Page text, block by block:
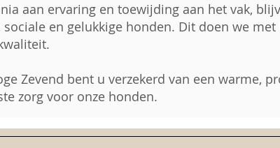
aan ervaring en toewijding aan het vak,
sociale en gelukkige honden. Dit doen we
Zevend bent u verzekerd van een warme,
zorg voor onze honden.